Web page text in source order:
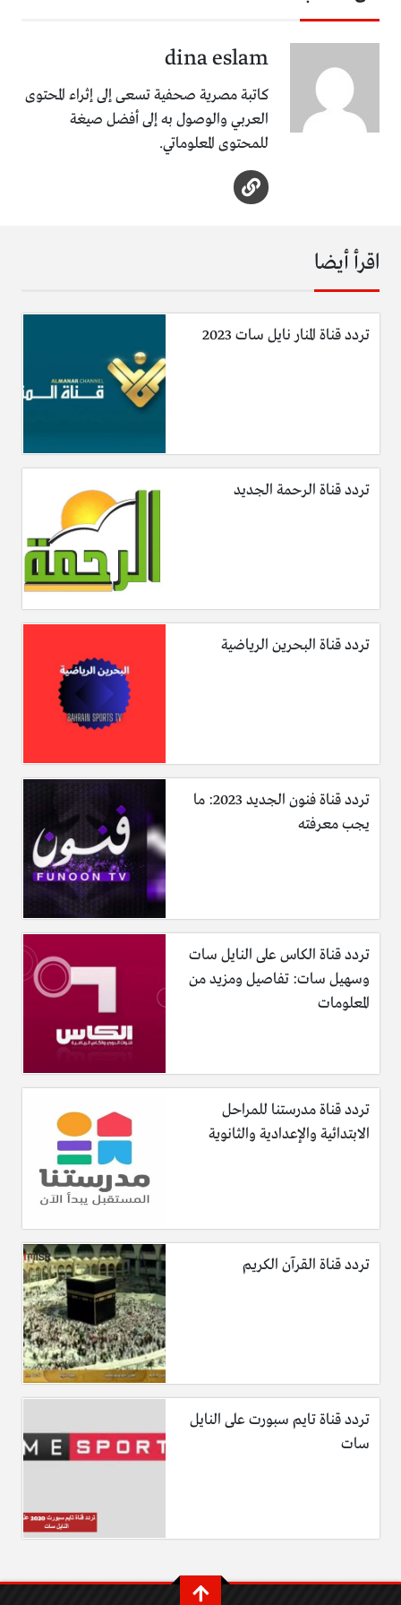
dina eslam
كاتبة مصرية صحفية تسعى إلى إثراء المحتوى
العربي والوصول به إلى أفضل صيغة
للمحتوى المعلوماتي.
اقرأ أيضا
تردد قناة المنار نايل سات 2023
تردد قناة الرحمة الجديد
تردد قناة البحرين الرياضية
تردد قناة فنون الجديد 2023: ما
يجب معرفته
تردد قناة الكاس على النايل سات
وسهيل سات: تفاصيل ومزيد من
المعلومات
تردد قناة مدرستنا للمراحل
الابتدائية والإعدادية والثانوية
تردد قناة القرآن الكريم
تردد قناة تايم سبورت على النايل
سات